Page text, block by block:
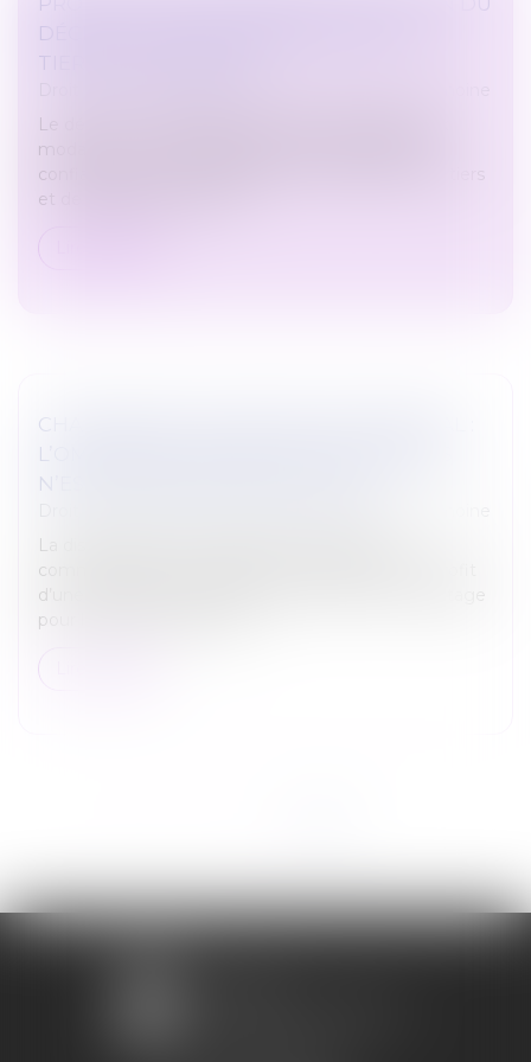
DÉCRET SUR L'ACCOMPAGNEMENT DU
TIERS DE CONFIANCE
Le décret n° 2023-826 du 28 août 2023 relatif aux
modalités d’accompagnement du tiers digne de
confiance, de l’accueil durable et bénévole par un tiers
et de désignation de la p...
CHANGEMENT DE RÉGIME MATRIMONIAL :
L’OMISSION D’ENFANTS NON COMMUNS
N’EST PAS EN SOI FRAUDULEUSE
La dissimulation de l’existence d’enfants non
communs lors d’un changement de régime au profit
d’une séparation de biens, qui n’induit aucun avantage
pour l’un ou l’autre des ép...